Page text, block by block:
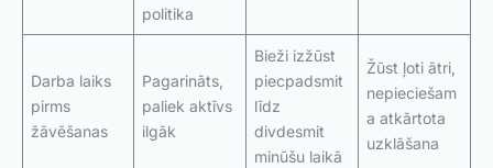
politika
Darba laiks
pirms
žāvēšanas
Pagarināts,
paliek aktīvs
ilgāk
Bieži izžūst
piecpadsmit
līdz
divdesmit
minūšu laikā
Žūst ļoti ātri,
nepieciešam
a atkārtota
uzklāšana